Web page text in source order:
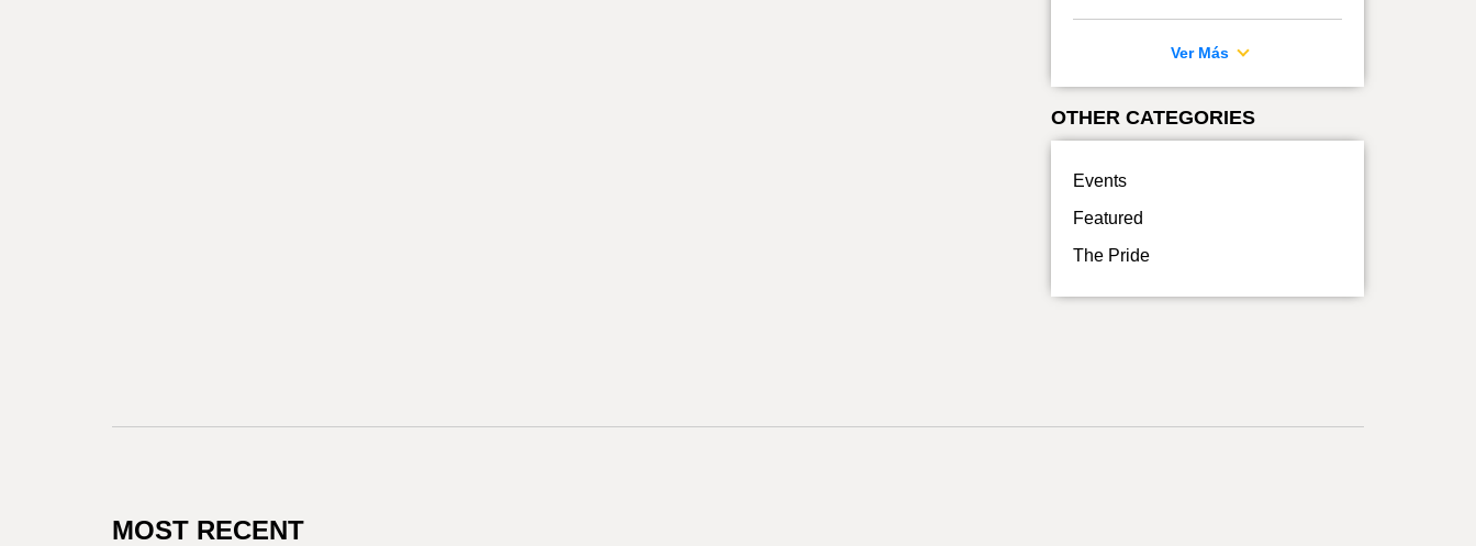
Ver Más
OTHER CATEGORIES
Events
Featured
The Pride
MOST RECENT